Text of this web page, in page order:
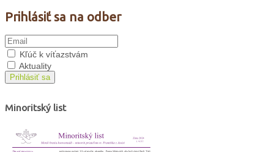
Prihlásiť sa na odber
Kľúč k víťazstvám
Aktuality
Prihlásiť sa
Minoritský list